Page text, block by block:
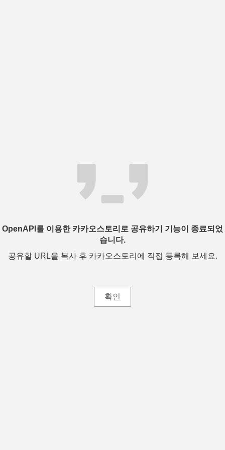
OpenAPI를 이용한 카카오스토리로 공유하기 기능이 종료되었
습니다.
공유할 URL을 복사 후 카카오스토리에 직접 등록해 보세요.
확인